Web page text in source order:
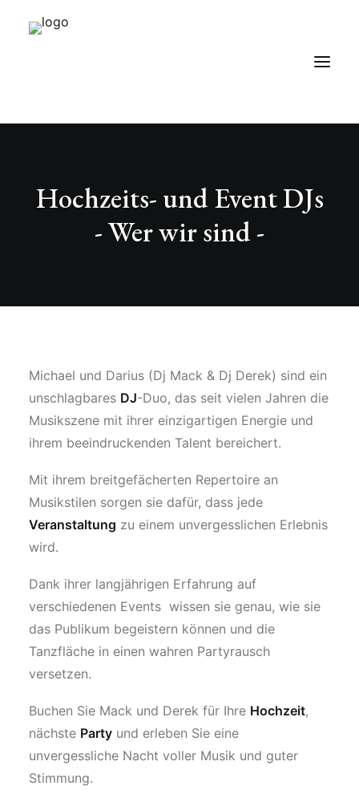
Serviceangebot
Kontakt
Hochzeits- und Event DJs
- Wer wir sind -
Michael und Darius (Dj Mack & Dj Derek) sind ein
unschlagbares DJ-Duo, das seit vielen Jahren die
Musikszene mit ihrer einzigartigen Energie und
ihrem beeindruckenden Talent bereichert.
Mit ihrem breitgefächerten Repertoire an
Musikstilen sorgen sie dafür, dass jede
Veranstaltung zu einem unvergesslichen Erlebnis
wird.
Dank ihrer langjährigen Erfahrung auf
verschiedenen Events wissen sie genau, wie sie
das Publikum begeistern können und die
Tanzfläche in einen wahren Partyrausch
versetzen.
Buchen Sie Mack und Derek für Ihre Hochzeit,
nächste Party und erleben Sie eine
unvergessliche Nacht voller Musik und guter
Stimmung.